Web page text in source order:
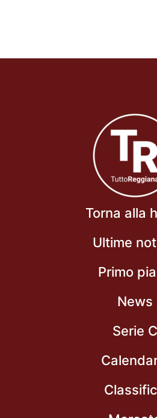
Torna alla
Ultime
Primo
News
Serie C